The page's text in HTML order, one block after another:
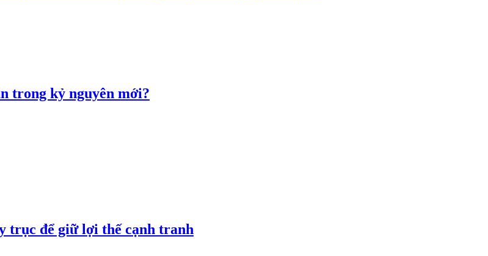
trong kỷ nguyên mới?
trục để giữ lợi thế cạnh tranh